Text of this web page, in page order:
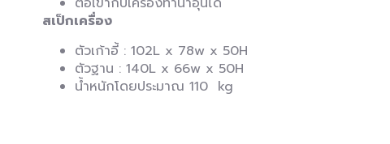
สเป็กเครื่อง
ตัวเก้าอี้ : 102L x 78w x 50H
ตัวฐาน : 140L x 66w x 50H
น้ำหนักโดยประมาณ 110 kg